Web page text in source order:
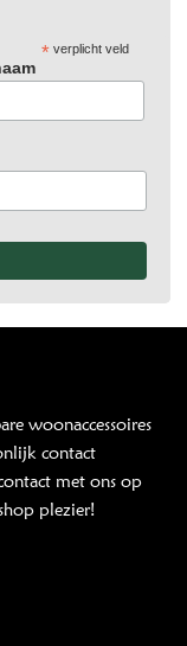
*verplicht veld
woonaccessoires
contact
met ons op
plezier!